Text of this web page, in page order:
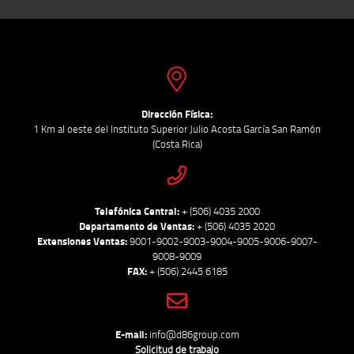
Dirección Física:
1 Km al oeste del Instituto Superior Julio Acosta García San Ramón
(Costa Rica)
Telefónica Central:+ (506) 4035 2000
Departamento de Ventas:+ (506) 4035 2020
Extensiones Ventas:9001-9002-9003-9004-9005-9006-9007-
9008-9009
FAX:+ (506) 2445 6185
E-mail: info@d86group.com
Solicitud de trabajo